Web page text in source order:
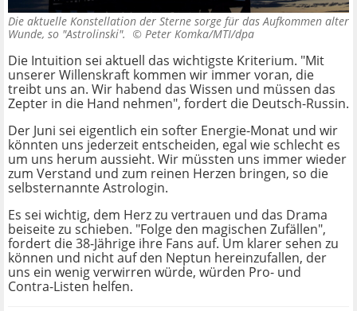
Die aktuelle Konstellation der Sterne sorge für das Aufkommen alter
Wunde, so "Astrolinski". © Peter Komka/MTI/dpa
Die Intuition sei aktuell das wichtigste Kriterium. "Mit
unserer Willenskraft kommen wir immer voran, die
treibt uns an. Wir habend das Wissen und müssen das
Zepter in die Hand nehmen", fordert die Deutsch-Russin.
Der Juni sei eigentlich ein softer Energie-Monat und wir
könnten uns jederzeit entscheiden, egal wie schlecht es
um uns herum aussieht. Wir müssten uns immer wieder
zum Verstand und zum reinen Herzen bringen, so die
selbsternannte Astrologin.
Es sei wichtig, dem Herz zu vertrauen und das Drama
beiseite zu schieben. "Folge den magischen Zufällen",
fordert die 38-Jährige ihre Fans auf. Um klarer sehen zu
können und nicht auf den Neptun hereinzufallen, der
uns ein wenig verwirren würde, würden Pro- und
Contra-Listen helfen.